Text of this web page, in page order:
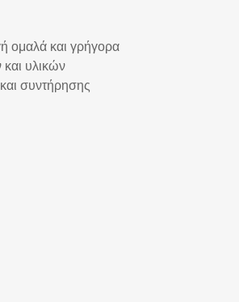
ομαλά και γρήγορα
υλικών
συντήρησης